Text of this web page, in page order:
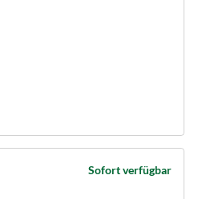
Sofort verfügbar